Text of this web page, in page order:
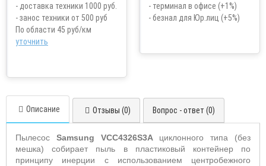
- доставка техники 1000 руб.
- занос техники от 500 руб
По области 45 руб/км
уточнить
- терминал в офисе (+1%)
- безнал для Юр.лиц (+5%)
Описание Отзывы (0) Вопрос - ответ (0)
Пылесос Samsung VCC4326S3Aциклонного типа (без
мешка) собирает пыль в пластиковый контейнер по
принципу инерции с использованием центробежного